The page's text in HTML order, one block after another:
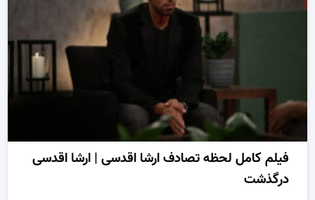
فیلم کامل لحظه تصادف ارشا اقدسی | ارشا اقدسی
درگذشت